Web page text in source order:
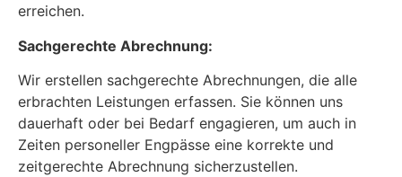
erreichen.
Sachgerechte Abrechnung:
Wir erstellen sachgerechte Abrechnungen, die alle
erbrachten Leistungen erfassen. Sie können uns
dauerhaft oder bei Bedarf engagieren, um auch in
Zeiten personeller Engpässe eine korrekte und
zeitgerechte Abrechnung sicherzustellen.